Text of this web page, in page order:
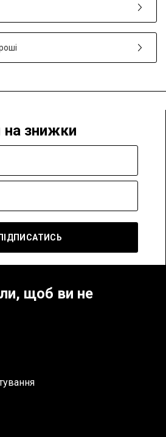
на знижки
ПІДПИСАТИСЬ
щоб ви не